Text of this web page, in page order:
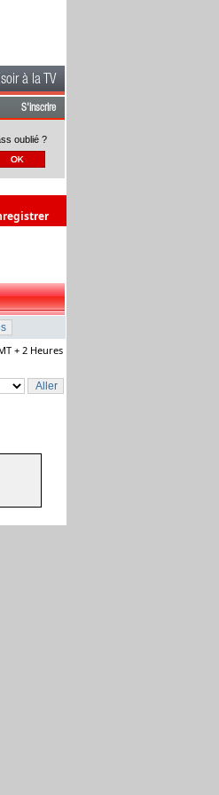
à la TV
S'inscrire
oublié ?
+ 2 Heures